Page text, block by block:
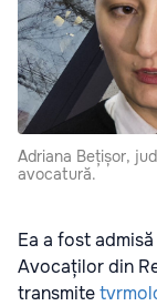
Adriana Bețișor,
avocatură.
Ea a fost
Avocaților din
transmite